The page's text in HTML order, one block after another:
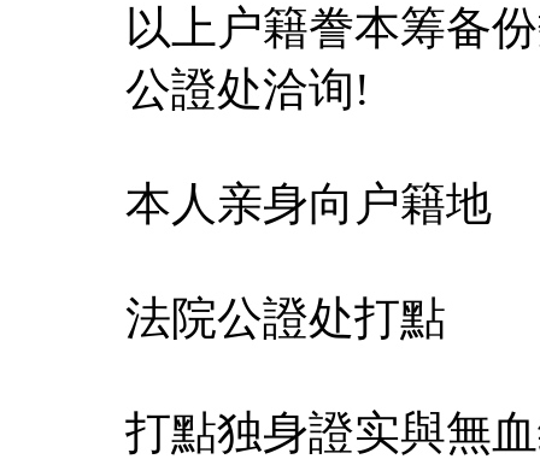
以上户籍誊本筹备
公證处洽询!
本人亲身向户籍地
法院公證处打點
打點独身證实與無